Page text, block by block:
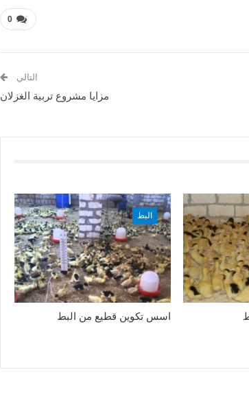
0
التالي
مزايا مشروع تربية الغزلان
البط
اسس تكوين قطيع من البط